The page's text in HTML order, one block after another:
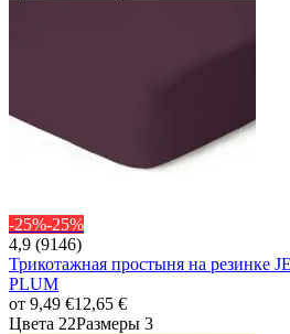
-25%-25%
4,9 (9146)
Трикотажная простыня на резинке
PLUM
от 9,49 €12,65 €
Цвета 22Размеры 3